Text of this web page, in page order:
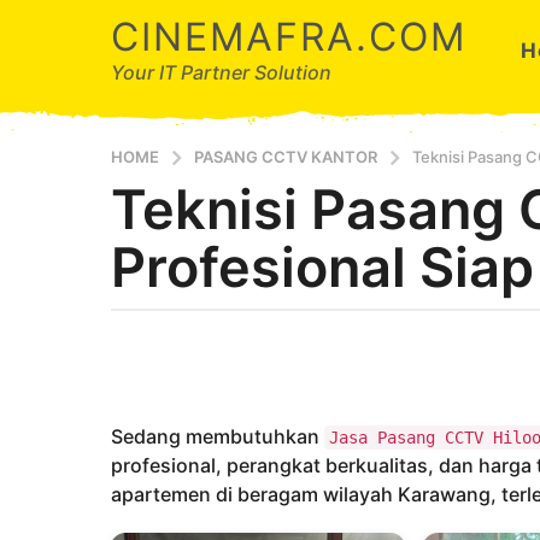
CINEMAFRA.COM
Your IT Partner Solution
HOME PASANG CCTV KANTOR Teknisi Pasang
6
a
h
o
t
Teknisi Pasang
Profesional
d
a
Sedang membutuhkan Jasa Pasang CCTV
profesional, perangkat berkualitas, dan
apartemen di beragam wilayah Karawang,